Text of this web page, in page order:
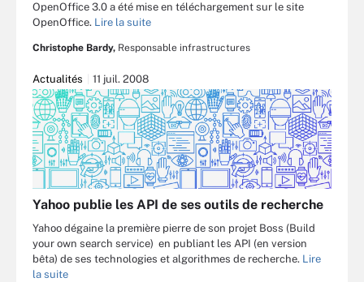
OpenOffice 3.0 a été mise en téléchargement sur le site
OpenOffice. Lire la suite
Christophe Bardy, Responsable infrastructures
Actualités 11 juil. 2008
Yahoo publie les API de ses outils de recherche
Yahoo dégaine la première pierre de son projet Boss (Build
your own search service) en publiant les API (en version
bêta) de ses technologies et algorithmes de recherche. Lire
la suite